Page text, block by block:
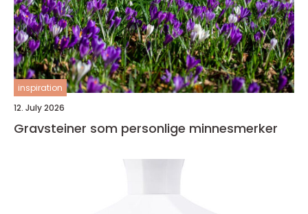
inspiration
12. July 2026
Gravsteiner som personlige minnesmerker